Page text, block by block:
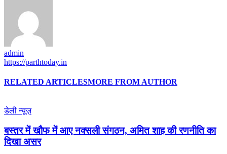
admin
https://parthtoday.in
RELATED ARTICLESMORE FROM AUTHOR
डेली न्यूज़
बस्तर में खौफ में आए नक्सली संगठन, अमित शाह की रणनीति का
दिखा असर